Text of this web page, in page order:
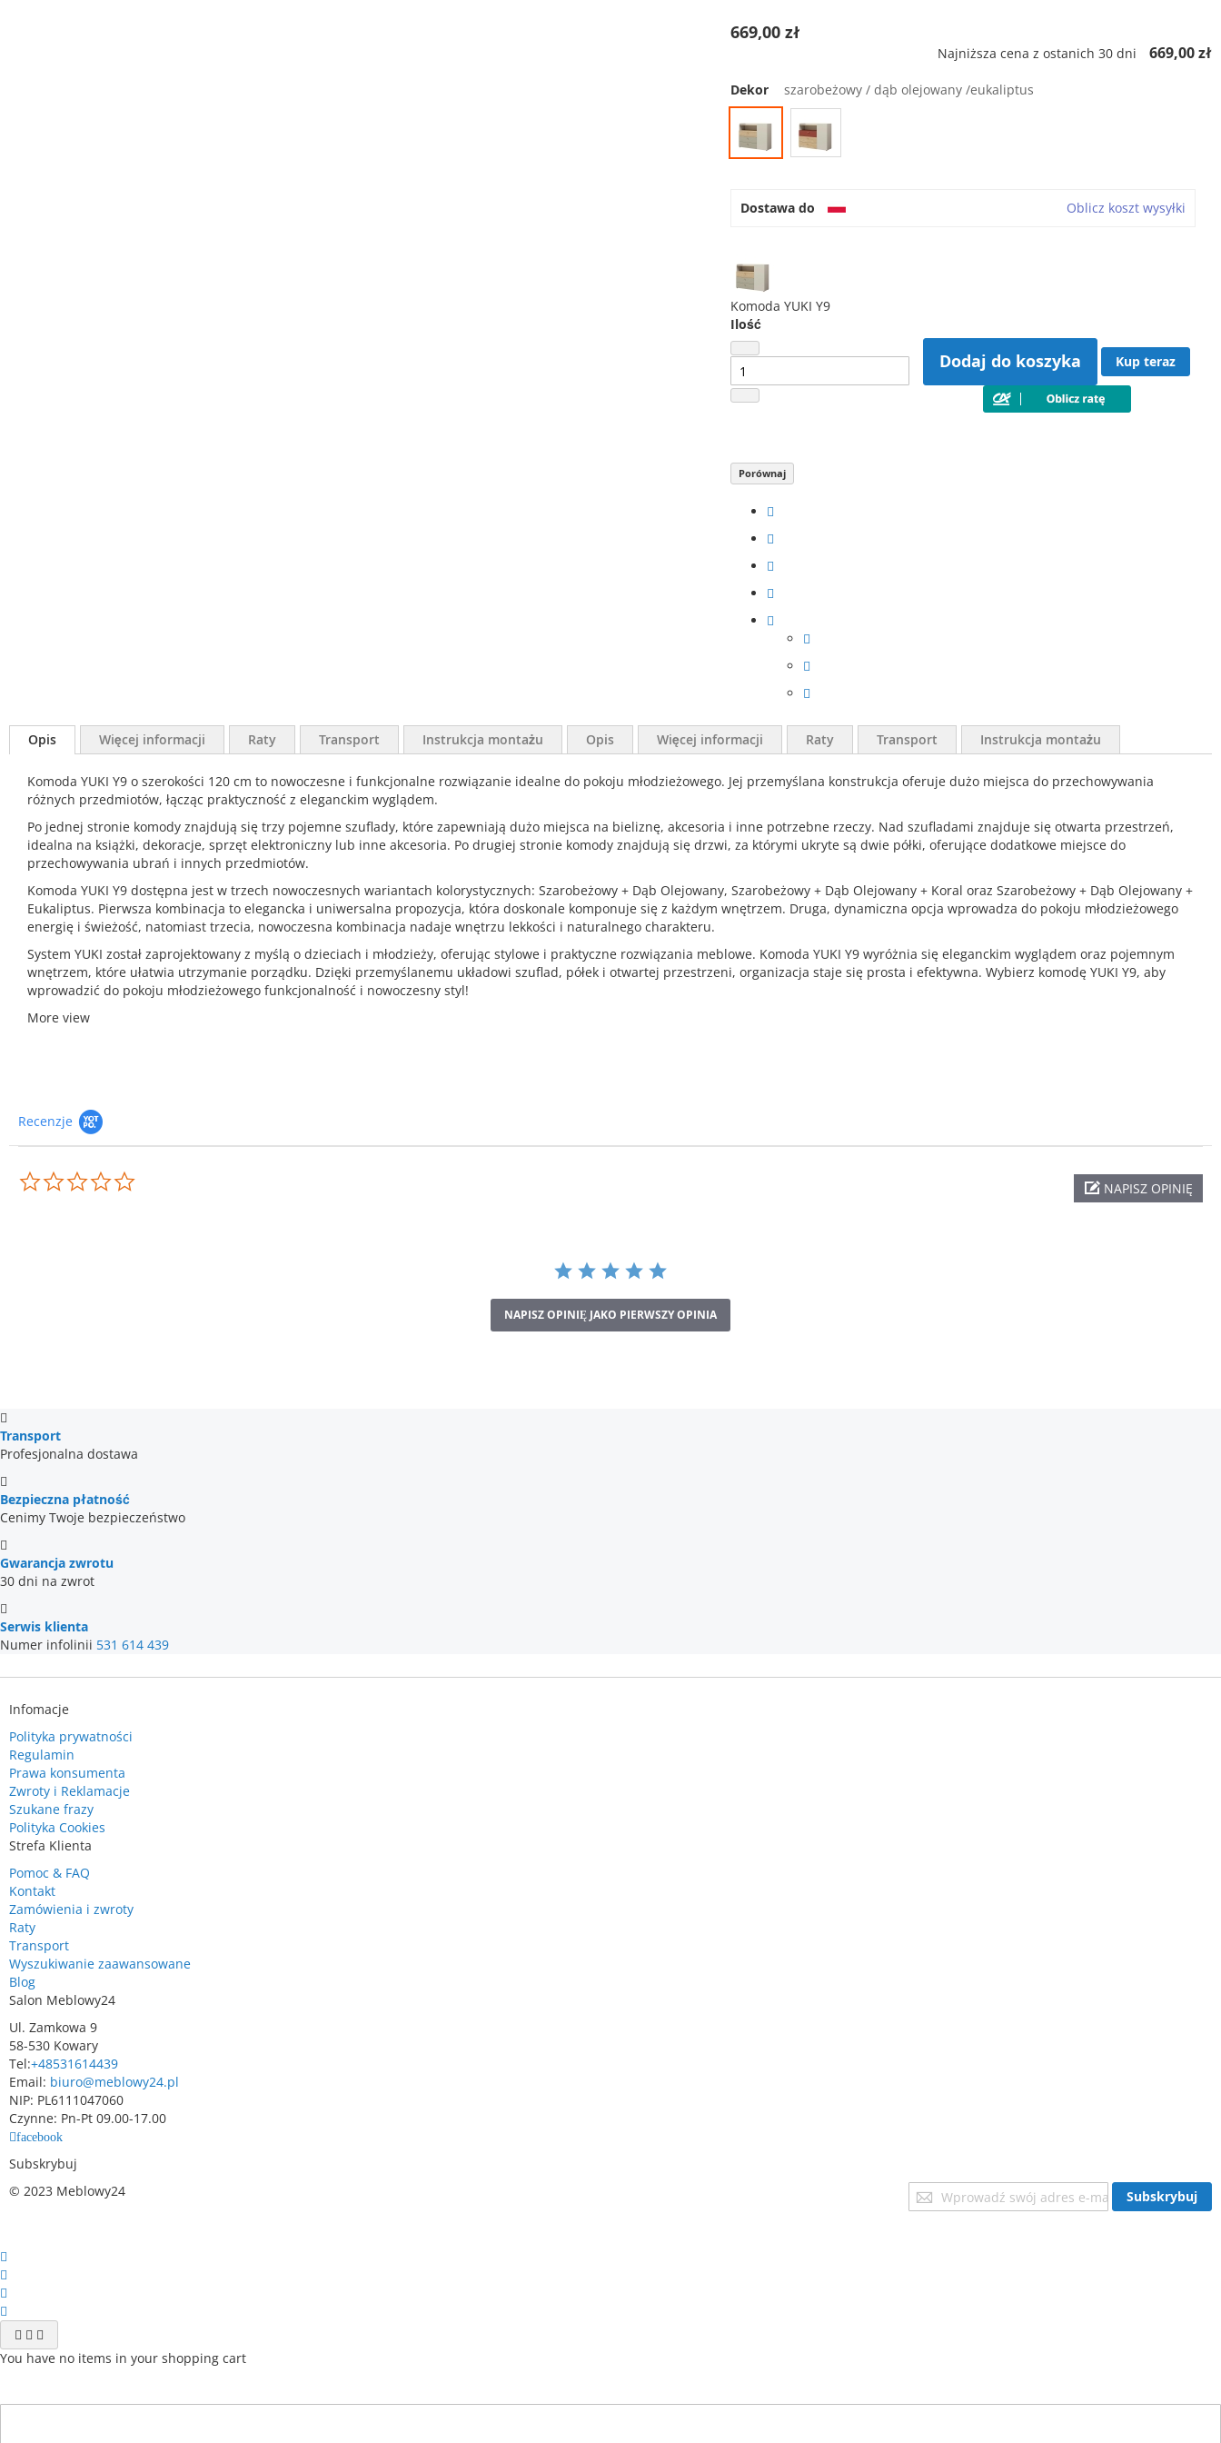
669,00 zł
Najniższa cena z ostanich 30 dni 669,00 zł
Dekor szarobeżowy / dąb olejowany /eukaliptus
Dostawa do Oblicz koszt wysyłki
Komoda YUKI Y9
Ilość
Dodaj do koszyka Kup teraz
Porównaj
Opis Więcej informacji Raty Transport Instrukcja montażu Opis
Komoda YUKI Y9 o szerokości 120 cm to nowoczesne i funkcjonalne rozwiązanie idealne do pokoju młodzieżowego. Jej przemyślana konstrukcja oferuje dużo miejsca do przechowywania
różnych przedmiotów, łącząc praktyczność z eleganckim wyglądem.
Po jednej stronie komody znajdują się trzy pojemne szuflady, które zapewniają dużo miejsca na bieliznę, akcesoria i inne potrzebne rzeczy. Nad szufladami znajduje się otwarta przestrzeń,
idealna na książki, dekoracje, sprzęt elektroniczny lub inne akcesoria. Po drugiej stronie komody znajdują się drzwi, za którymi ukryte są dwie półki, oferujące dodatkowe miejsce do
przechowywania ubrań i innych przedmiotów.
Komoda YUKI Y9 dostępna jest w trzech nowoczesnych wariantach kolorystycznych: Szarobeżowy + Dąb Olejowany, Szarobeżowy + Dąb Olejowany + Koral oraz Szarobeżowy + Dąb Olejowany +
Eukaliptus. Pierwsza kombinacja to elegancka i uniwersalna propozycja, która doskonale komponuje się z każdym wnętrzem. Druga, dynamiczna opcja wprowadza do pokoju młodzieżowego
energię i świeżość, natomiast trzecia, nowoczesna kombinacja nadaje wnętrzu lekkości i naturalnego charakteru.
System YUKI został zaprojektowany z myślą o dzieciach i młodzieży, oferując stylowe i praktyczne rozwiązania meblowe. Komoda YUKI Y9 wyróżnia się eleganckim wyglądem oraz pojemnym
wnętrzem, które ułatwia utrzymanie porządku. Dzięki przemyślanemu układowi szuflad, półek i otwartej przestrzeni, organizacja staje się prosta i efektywna. Wybierz komodę YUKI Y9, aby
wprowadzić do pokoju młodzieżowego funkcjonalność i nowoczesny styl!
More view
Więcej informacji Raty Transport Instrukcja montażu
Recenzje
NAPISZ OPINIĘ
NAPISZ OPINIĘ JAKO PIERWSZY OPINIA
Transport
Profesjonalna dostawa
Bezpieczna płatność
Cenimy Twoje bezpieczeństwo
Gwarancja zwrotu
30 dni na zwrot
Serwis klienta
Numer infolinii 531 614 439
Infomacje
Polityka prywatności
Regulamin
Prawa konsumenta
Zwroty i Reklamacje
Szukane frazy
Polityka Cookies
Strefa Klienta
Pomoc & FAQ
Kontakt
Zamówienia i zwroty
Raty
Transport
Wyszukiwanie zaawansowane
Blog
Salon Meblowy24
Ul. Zamkowa 9
58-530 Kowary
Tel:+48531614439
Email: biuro@meblowy24.pl
NIP: PL6111047060
Czynne: Pn-Pt 09.00-17.00
facebook
Subskrybuj
Subskrybuj
nasz
Subskrybuj
© 2023 Meblowy24
You have no items in your shopping cart